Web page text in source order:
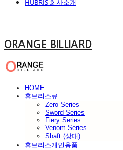
HUBRIS 회사소개
ORANGE BILLIARD
HOME
휴브리스큐
Zero Series
Sword Series
Fiery Series
Venom Series
Shaft (상대)
휴브리스개인용품